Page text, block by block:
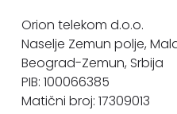
Orion telekom d.o.o.
Naselje Zemun polje,
Beograd-Zemun, Srbija
PIB: 100066385
Matični broj: 17309013